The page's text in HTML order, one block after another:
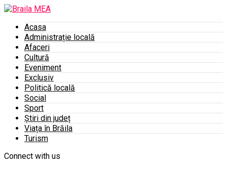
Acasa
Administrație locală
Afaceri
Cultură
Eveniment
Exclusiv
Politică locală
Social
Sport
Știri din județ
Viața în Brăila
Turism
Connect with us